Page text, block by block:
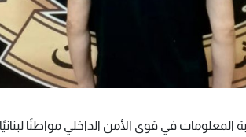
في قوى الأمن الداخلي مواطنًا